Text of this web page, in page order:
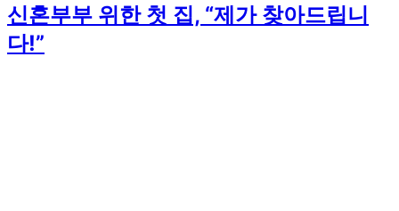
신혼부부 위한 첫 집, “제가 찾아드립니
다!”